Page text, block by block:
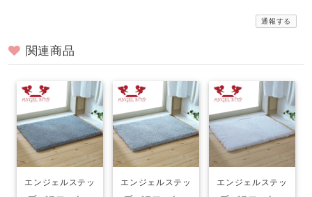
通報する
関連商品
エンジェルステッ
エンジェルステッ
エンジェルステッ